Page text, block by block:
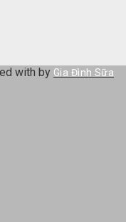
with by Gia Đình Sữa